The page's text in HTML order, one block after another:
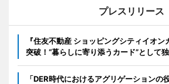
プレスリリース
『住友不動産 ショッピングシティイオ
突破！“暮らしに寄り添うカード”として
「DER時代におけるアグリゲーションの